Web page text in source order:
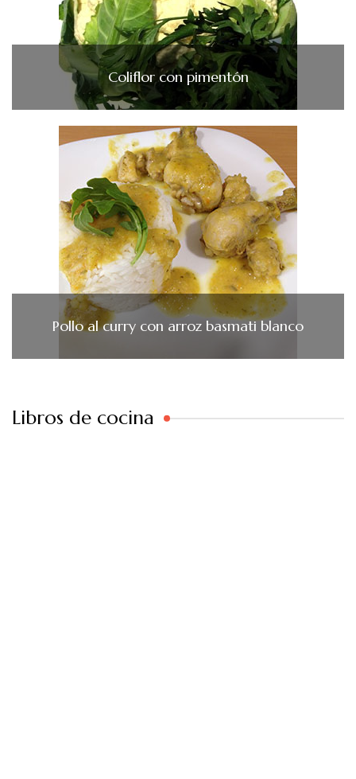
Coliflor con pimentón
Pollo al curry con arroz basmati blanco
Libros de cocina